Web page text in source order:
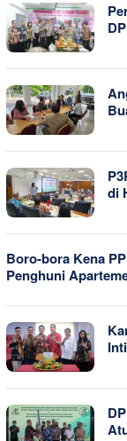
di
Boro-bora Kena
Penghuni